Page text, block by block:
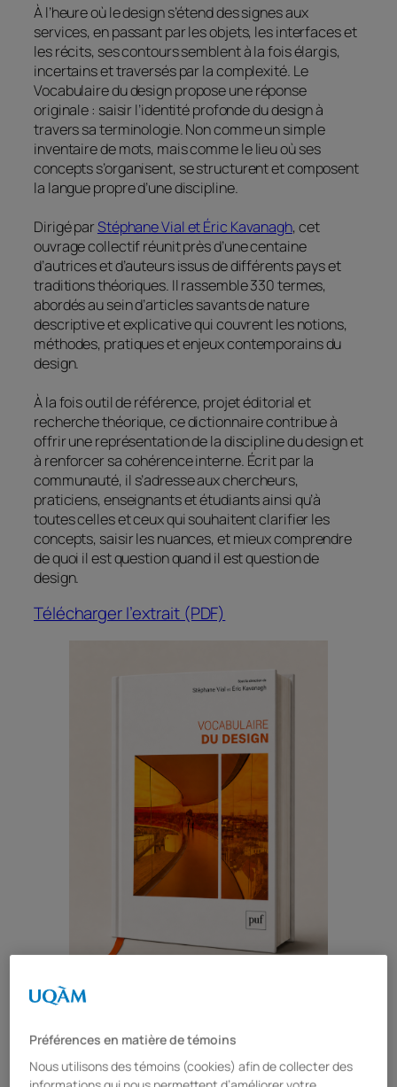
À l’heure où le design s’étend des signes aux
services, en passant par les objets, les interfaces et
les récits, ses contours semblent à la fois élargis,
incertains et traversés par la complexité. Le
Vocabulaire du designpropose une réponse
originale : saisir l’identité profonde du design à
travers sa terminologie. Non comme un simple
inventaire de mots, mais comme le lieu où ses
concepts s’organisent, se structurent et composent
la langue propre d’une discipline.
Dirigé parStéphane Vial et Éric Kavanagh, cet
ouvrage collectif réunit près d’une centaine
d’autrices et d’auteurs issus de différents pays et
traditions théoriques. Il rassemble 330 termes,
abordés au sein d’articles savants de nature
descriptive et explicative qui couvrent les notions,
méthodes, pratiques et enjeux contemporains du
design.
À la fois outil de référence, projet éditorial et
recherche théorique, ce dictionnaire contribue à
offrir une représentation de la discipline du design et
à renforcer sa cohérence interne. Écrit par la
communauté, il s’adresse aux chercheurs,
praticiens, enseignants et étudiants ainsi qu’à
toutes celles et ceux qui souhaitent clarifier les
concepts, saisir les nuances, et mieux comprendre
de quoi il est question quand il est question de
design.
Télécharger l’extrait (PDF)
Image de couverture du livre : vue
Eliasson “Your rainbow panorama »,
ARoS Aarhus Kunstmuseum,
Préférences en matière de témoins
Nous utilisons des témoins (cookies) afin de collecter des